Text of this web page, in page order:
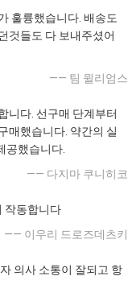
훌륭했습니다. 배송도
것들도 다 보내주셨어
—— 팀 윌리엄스
니다. 선구매 단계부터
매했습니다. 약간의 실
공했습니다.
—— 다지마 쿠니히코
작동합니다
—— 이우리 드로즈데츠키
의사 소통이 잘되고 항